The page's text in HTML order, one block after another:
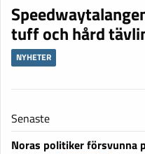
tuff och hård
NYHETER
Senaste
Noras politiker försvunna